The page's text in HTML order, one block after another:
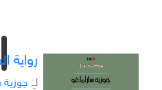
رواية
لـِ: جوزية